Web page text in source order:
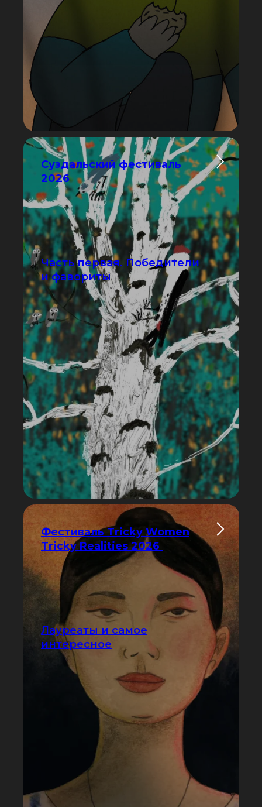
Суздальский фестиваль
2026
Часть первая. Победители
и фавориты
Фестиваль Tricky Women
Tricky Realities 2026
Лауреаты и самое
интересное